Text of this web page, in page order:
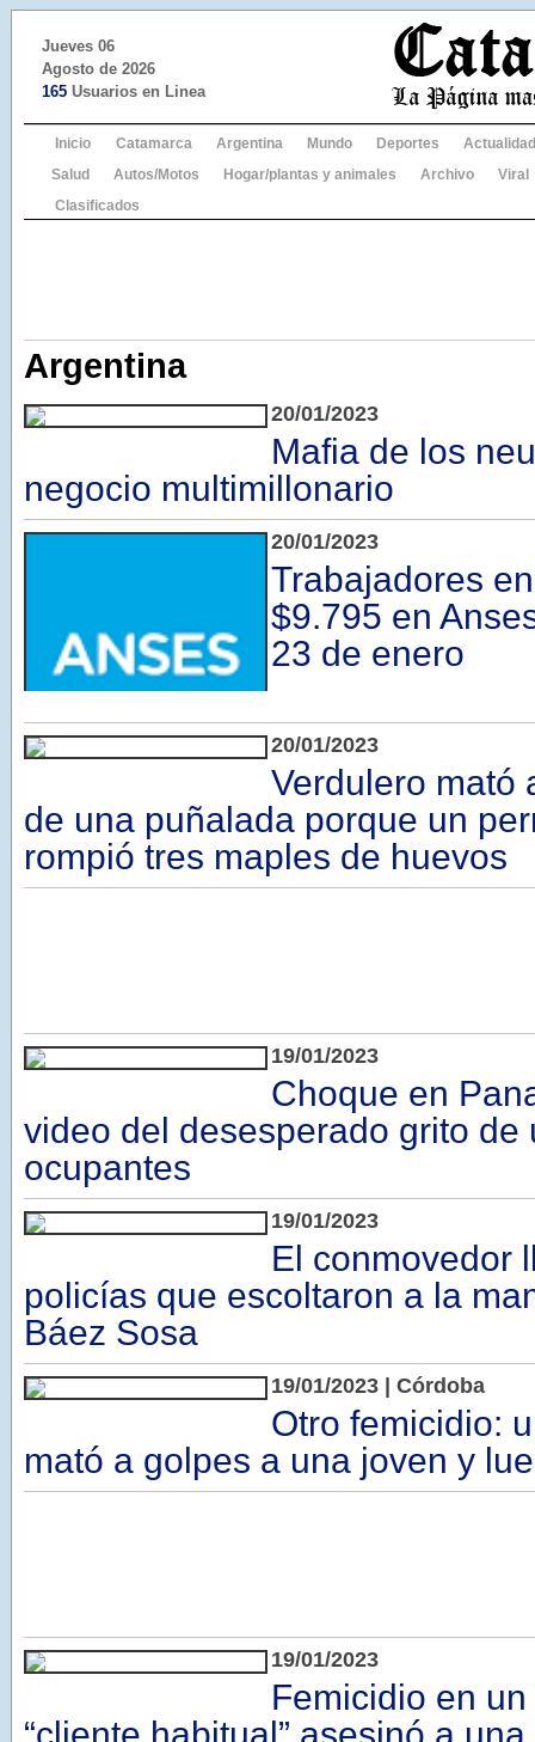
Jueves 06
Agosto de 2026
165 Usuarios en Linea
Inicio Catamarca Argentina Mundo Deportes
Actualidad
Salud
Autos/Motos Hogar/plantas y animales Archivo
Viral
Clasificados
Argentina
20/01/2023
Mafia de los
negocio multimillonario
20/01/2023
Trabajadores
$9.795 en
23 de enero
20/01/2023
Verdulero mató
de una puñalada porque un
rompió tres maples de huevos
19/01/2023
Choque en
video del desesperado grito de
ocupantes
19/01/2023
El conmovedor
policías que escoltaron a la
Báez Sosa
19/01/2023 | Córdoba
Otro femicidio:
mató a golpes a una joven y
19/01/2023
Femicidio en